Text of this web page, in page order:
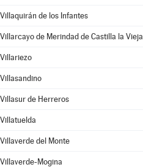
Villaquirán de los Infantes
Villarcayo de Merindad de Castilla la Vieja
Villariezo
Villasandino
Villasur de Herreros
Villatuelda
Villaverde del Monte
Villaverde-Mogina